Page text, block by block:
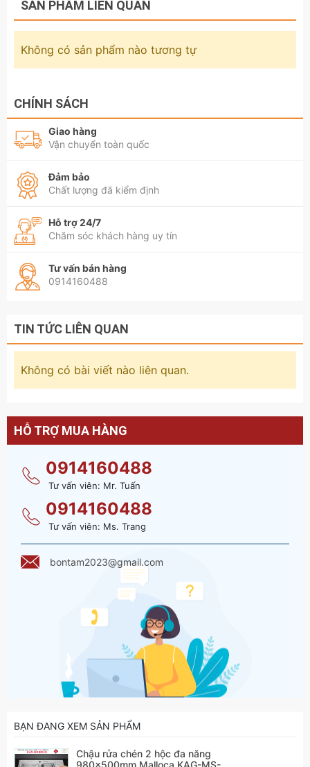
SẢN PHẨM LIÊN QUAN
Không có sản phẩm nào tương tự
CHÍNH SÁCH
Giao hàng
Vận chuyển toàn quốc
Đảm bảo
Chất lượng đã kiểm định
Hỗ trợ 24/7
Chăm sóc khách hàng uy tín
Tư vấn bán hàng
0914160488
TIN TỨC LIÊN QUAN
Không có bài viết nào liên quan.
HỖ TRỢ MUA HÀNG
0914160488
Tư vấn viên: Mr. Tuấn
0914160488
Tư vấn viên: Ms. Trang
bontam2023@gmail.com
BẠN ĐANG XEM SẢN PHẨM
Chậu rửa chén 2 hộc đa năng
980x500mm Malloca KAG-MS-